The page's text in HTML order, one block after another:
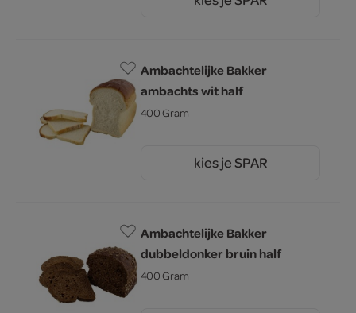
Ambachtelijke Bakker
ambachts wit half
400 Gram
kies je SPAR
Ambachtelijke Bakker
dubbeldonker bruin half
400 Gram